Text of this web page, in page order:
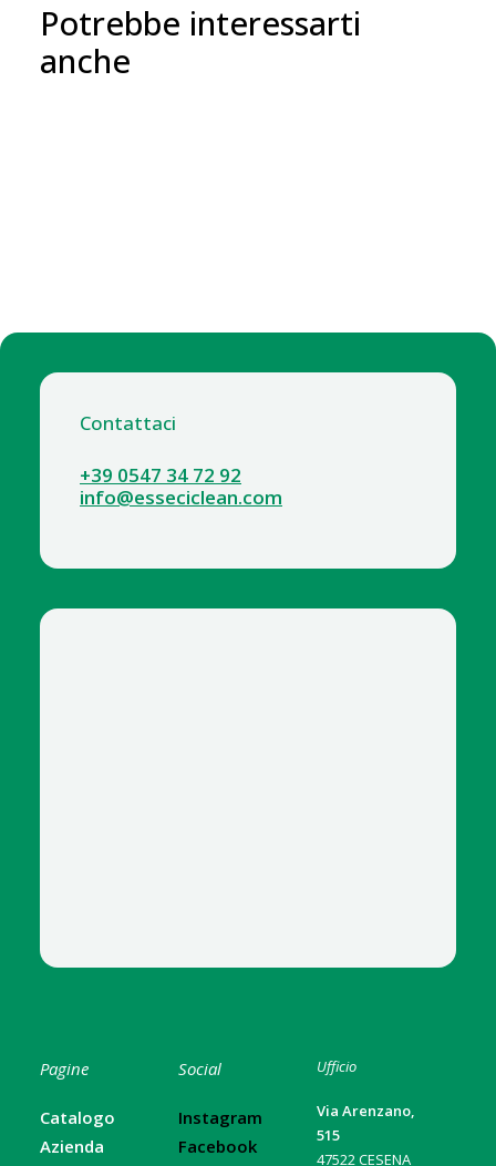
Potrebbe interessarti
anche
Contattaci
+39 0547 34 72 92
info@esseciclean.com
Pagine
Catalogo
Azienda
Social
Instagram
Facebook
Ufficio
Via Arenzano,
515
47522 CESENA